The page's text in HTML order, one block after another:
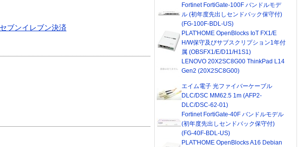
セブンイレブン決済
Fortinet FortiGate-100F バンドルモデ
ル (初年度先出しセンドバック保守付)
(FG-100F-BDL-US)
PLAT'HOME OpenBlocks IoT FX1/E
H/W保守及びサブスクリプション1年付
属 (OBSFX1/E/D11/H1S1)
LENOVO 20X2SC8G00 ThinkPad L14
Gen2 (20X2SC8G00)
エイム電子 光ファイバーケーブル
DLC/DSC MM62.5 1m (AFP2-
DLC/DSC-62-01)
Fortinet FortiGate-40F バンドルモデル
(初年度先出しセンドバック保守付)
(FG-40F-BDL-US)
PLAT'HOME OpenBlocks A16 Debian